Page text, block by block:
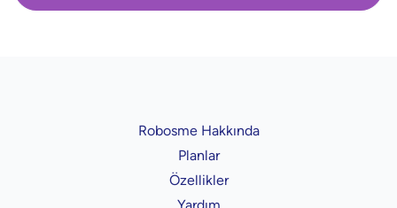
Robosme Hakkında
Planlar
Özellikler